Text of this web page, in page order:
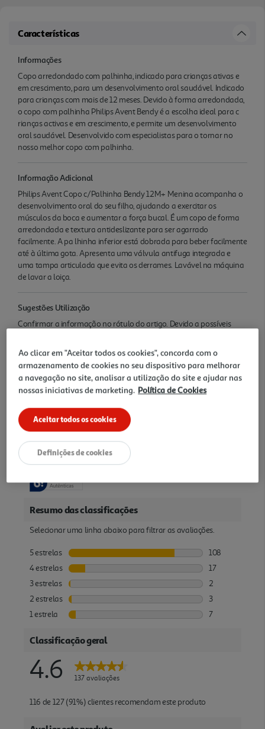
Características
Informações
Copo arredondado com palhinha, indicado para crianças ativas e
em crescimento, para um desenvolvimento oral saudável. Indicado
para crianças com mais de 12 meses. Devido à forma arredondada,
o copo com palhinha Philips Avent Bendy é a escolha ideal para c
rianças activas e em crescimento, e permite um desenvolvimento
oral saudável. Desenvolvido com especialistas para o tornar no
nosso melhor copo com palhinha.
Informação Adicional
Philips Avent Copo c/Palhinha Bendy 12M+ Menina acompanha o
desenvolvimento oral do seu filho, ajudando a exercitar os
músculos da boca e aumentar a força bucal. É um copo de forma
arredondada e textura antideslizante para ser agarrado
facilmente. A pa lhinha inferior está dobrada para beber facilmente
até à última gota. Apresenta uma válvula antifuga integrada e
uma tampa articulada que evita os derrames. Lavável na máquina
de lavar a loiça.
Sugestões Utilização
Confirmar a informação no rótulo do artigo. Devido a possíveis
a informação que acompanha o produto que recebe.
Descrição
Avaliações
Ao clicar em "Aceitar todos os cookies", concorda com o
armazenamento de cookies no seu dispositivo para melhorar
a navegação no site, analisar a utilização do site e ajudar nas
nossas iniciativas de marketing. Política de Cookies
Aceitar todos os cookies
Definições de cookies